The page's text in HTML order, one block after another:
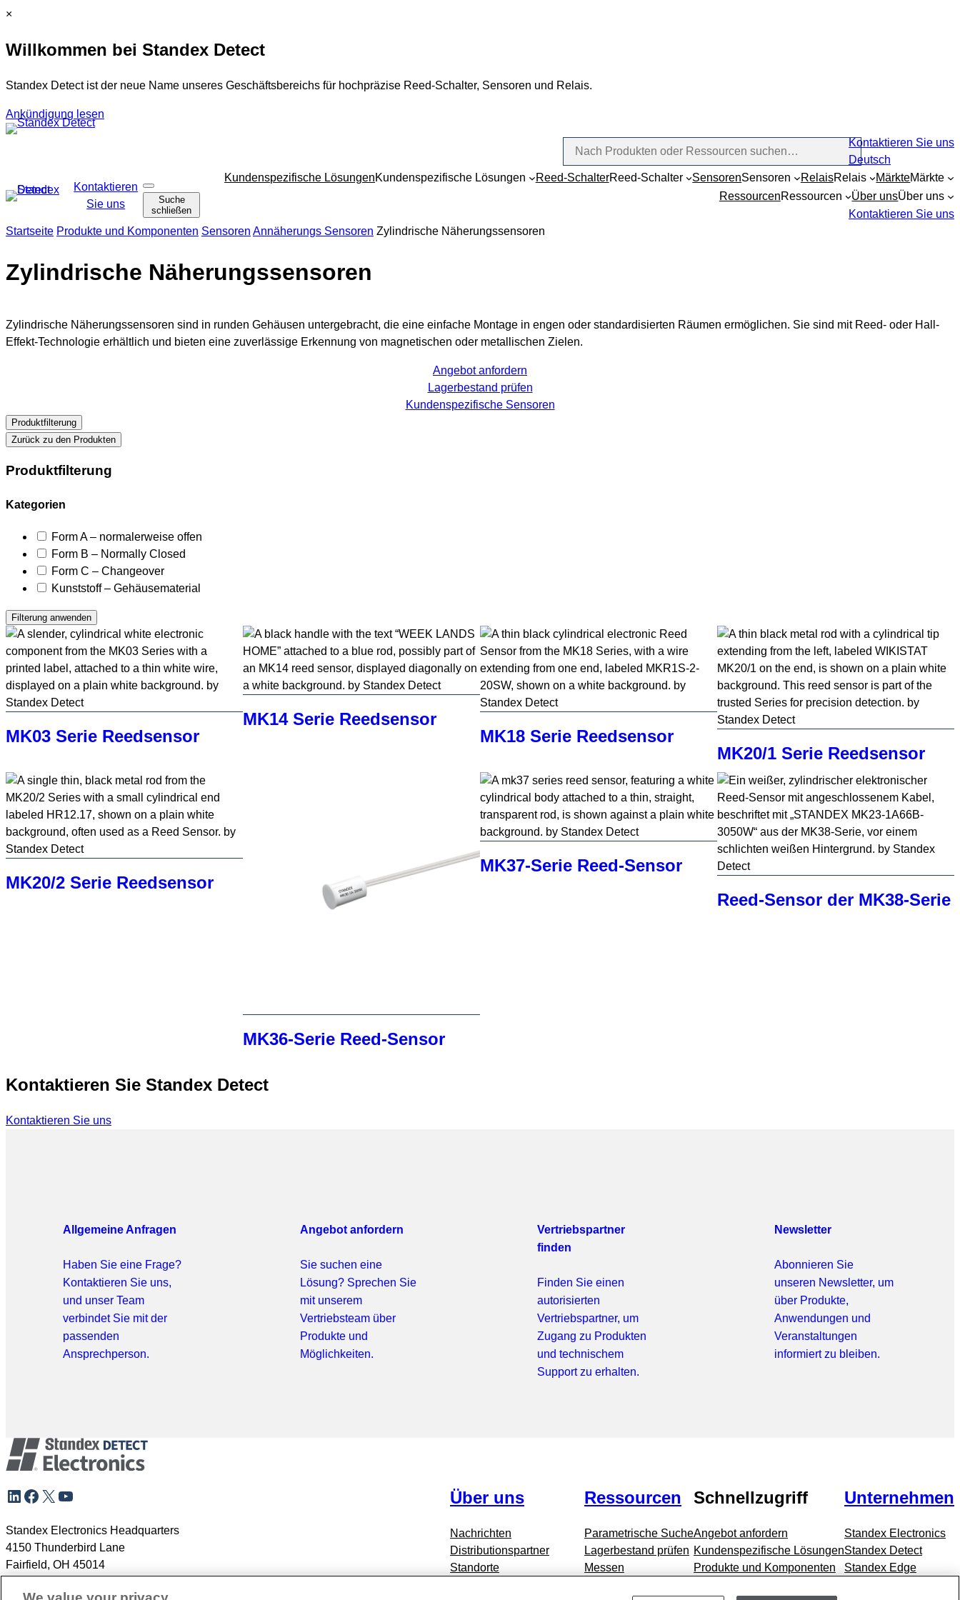
Zum
springen
C
o
e
×
Willkommen bei Standex Detect
Standex Detect ist der neue Name unseres Geschäftsbereichs für hochpräzise Reed-Schalter, Sensoren und Relais.
Ankündigung lesen
Kontaktieren Sie uns
Deutsch
Kontaktieren
Sie uns
S
c
e
f
Suche
schließen
Navigation
überspringen
Kundenspezifische LösungenKundenspezifische Lösungen Reed-SchalterReed-Schalter SensorenSensoren RelaisRelais MärkteMärkte
RessourcenRessourcen Über unsÜber uns
Kontaktieren Sie uns
Startseite Produkte und Komponenten Sensoren Annäherungs Sensoren Zylindrische Näherungssensoren
Zylindrische Näherungssensoren
Zylindrische Näherungssensoren sind in runden Gehäusen untergebracht, die eine einfache Montage in engen oder standardisierten Räumen ermöglichen. Sie sind mit Reed- oder Hall-
Effekt-Technologie erhältlich und bieten eine zuverlässige Erkennung von magnetischen oder metallischen Zielen.
Angebot anfordern
Lagerbestand prüfen
Kundenspezifische Sensoren
Produktfilterung
Zurück zu den Produkten
Produktfilterung
Kategorien
und
Abwählen
von
Filtern
die
Seite
neu.
Form A – normalerweise offen
Form B – Normally Closed
Form C – Changeover
Kunststoff – Gehäusematerial
Filterung anwenden
MK03 Serie Reedsensor
MK14 Serie Reedsensor
MK18 Serie Reedsensor
MK20/1 Serie Reedsensor
MK20/2 Serie Reedsensor
MK36-Serie Reed-Sensor
MK37-Serie Reed-Sensor
Reed-Sensor der MK38-Serie
Kontaktieren Sie Standex Detect
Kontaktieren Sie uns
Allgemeine Anfragen
Haben Sie eine Frage?
Kontaktieren Sie uns,
und unser Team
verbindet Sie mit der
passenden
Ansprechperson.
Angebot anfordern
Sie suchen eine
Lösung? Sprechen Sie
mit unserem
Vertriebsteam über
Produkte und
Möglichkeiten.
Vertriebspartner
finden
Finden Sie einen
autorisierten
Vertriebspartner, um
Zugang zu Produkten
und technischem
Support zu erhalten.
Newsletter
Abonnieren Sie
unseren Newsletter, um
über Produkte,
Anwendungen und
Veranstaltungen
informiert zu bleiben.
LinkedIn
Facebook
X YouTube
Standex Electronics Headquarters
4150 Thunderbird Lane
Fairfield, OH 45014
Meta-
springen
Über uns
Nachrichten
Distributionspartner
Standorte
Ressourcen
Parametrische Suche
Lagerbestand prüfen
Messen
Schnellzugriff
Angebot anfordern
Kundenspezifische Lösungen
Produkte und Komponenten
Unternehmen
Standex Electronics
Standex Detect
Standex Edge